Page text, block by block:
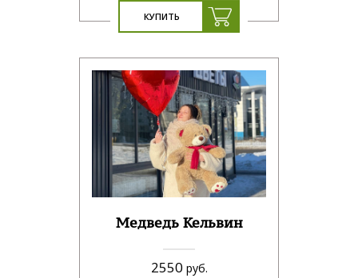
КУПИТЬ
Медведь Кельвин
2550 руб.